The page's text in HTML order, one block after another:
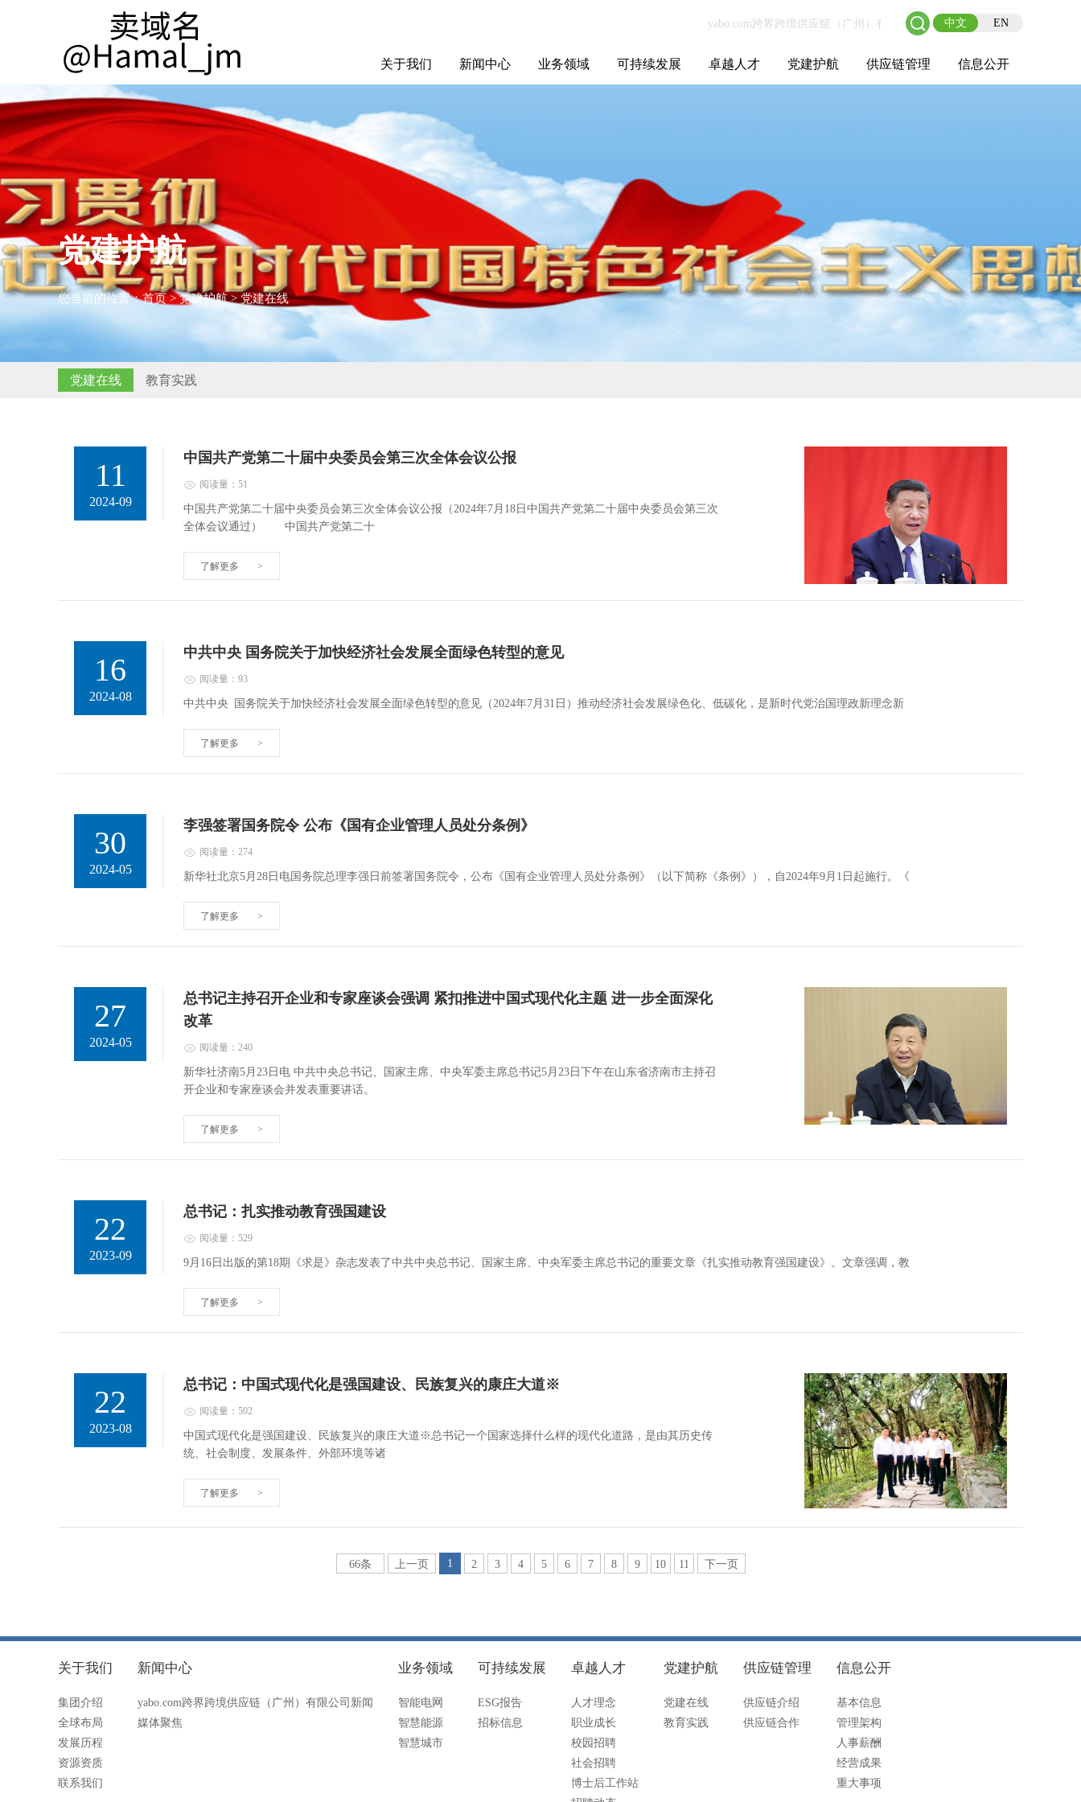
中文 EN
关于我们 新闻中心
境供应链（广
州）有限公司新
业务领域 可持续发展 卓越人才 党建护航 供应链管理 信息公开
党建护航
您当前的位置：首页>党建护航>党建在线
党建在线 教育实践
11
2024-09
中国共产党第二十届中央委员会第三次全体会议公报
阅读量：51
中国共产党第二十届中央委员会第三次全体会议公报（2024年7月18日中国共产党第二十届中央委员会第三次
全体会议通过） 中国共产党第二十
了解更多 >
16
2024-08
中共中央 国务院关于加快经济社会发展全面绿色转型的意见
阅读量：93
中共中央 国务院关于加快经济社会发展全面绿色转型的意见（2024年7月31日）推动经济社会发展绿色化、低碳化，是新时代党治国理政新理念新
了解更多 >
30
2024-05
李强签署国务院令 公布《国有企业管理人员处分条例》
阅读量：274
新华社北京5月28日电国务院总理李强日前签署国务院令，公布《国有企业管理人员处分条例》（以下简称《条例》），自2024年9月1日起施行。《
了解更多 >
27
2024-05
总书记主持召开企业和专家座谈会强调 紧扣推进中国式现代化主题 进一步全面深化
改革
阅读量：240
新华社济南5月23日电 中共中央总书记、国家主席、中央军委主席总书记5月23日下午在山东省济南市主持召
开企业和专家座谈会并发表重要讲话。
了解更多 >
22
2023-09
总书记：扎实推动教育强国建设
阅读量：529
9月16日出版的第18期《求是》杂志发表了中共中央总书记、国家主席、中央军委主席总书记的重要文章《扎实推动教育强国建设》。文章强调，教
了解更多 >
22
2023-08
总书记：中国式现代化是强国建设、民族复兴的康庄大道※
阅读量：502
中国式现代化是强国建设、民族复兴的康庄大道※总书记一个国家选择什么样的现代化道路，是由其历史传
统、社会制度、发展条件、外部环境等诸
了解更多 >
66条 上一页 1 2 3 4 5 6 7 8 9 10 11 下一页
关于我们
集团介绍
全球布局
发展历程
资源资质
联系我们
新闻中心
yabo.com跨界跨境供应链（广州）有限公司新闻
媒体聚焦
业务领域
智能电网
智慧能源
智慧城市
可持续发展
ESG报告
招标信息
卓越人才
人才理念
职业成长
校园招聘
社会招聘
博士后工作站
党建护航
党建在线
教育实践
供应链管理
供应链介绍
供应链合作
信息公开
基本信息
管理架构
人事薪酬
经营成果
重大事项